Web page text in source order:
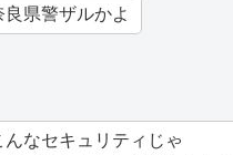
良県警ザルかよ
んなセキュリティじゃ